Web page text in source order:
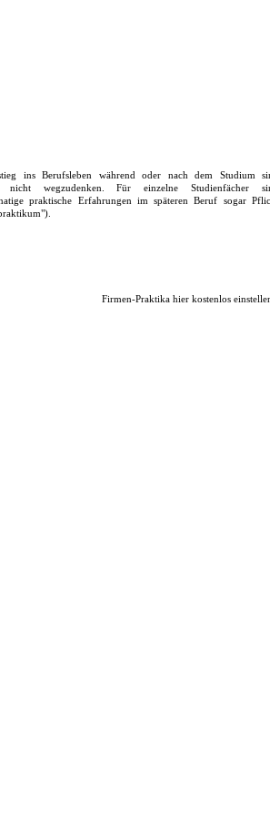
ins Berufsleben während oder nach dem Studium
nicht wegzudenken. Für einzelne Studienfächer
praktische Erfahrungen im späteren Beruf sogar
Firmen-Praktika hier kostenlos